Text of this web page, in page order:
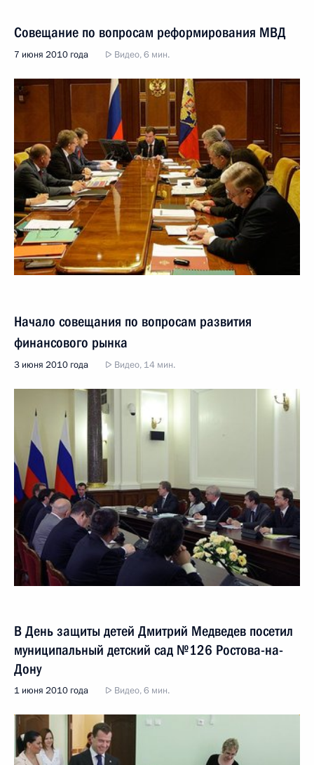
Совещание по вопросам реформирования МВД
7 июня 2010 года Видео, 6 мин.
Начало совещания по вопросам развития
финансового рынка
3 июня 2010 года Видео, 14 мин.
В День защиты детей Дмитрий Медведев посетил
муниципальный детский сад №126 Ростова-на-
Дону
1 июня 2010 года Видео, 6 мин.